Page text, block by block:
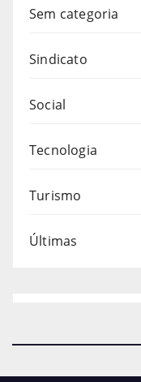
Sem categoria
Sindicato
Social
Tecnologia
Turismo
Últimas